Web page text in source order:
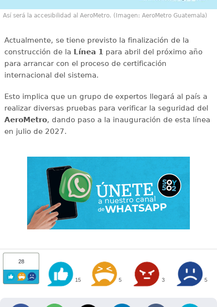
Así será la accesibilidad al AeroMetro. (Imagen: AeroMetro Guatemala)
Actualmente, se tiene previsto la finalización de la
construcción de la Línea 1para abril del próximo año
para arrancar con el proceso de certificación
internacional del sistema.
Esto implica que un grupo de expertos llegará al país a
realizar diversas pruebas para verificar la seguridad del
AeroMetro, dando paso a la inauguración de esta línea
en julio de 2027.
28
15 5 3 5